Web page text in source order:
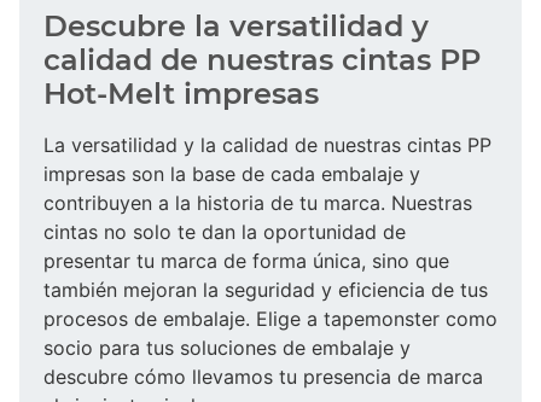
Descubre la versatilidad y
calidad de nuestras cintas PP
Hot-Melt impresas
La versatilidad y la calidad de nuestras cintas PP
impresas son la base de cada embalaje y
contribuyen a la historia de tu marca. Nuestras
cintas no solo te dan la oportunidad de
presentar tu marca de forma única, sino que
también mejoran la seguridad y eficiencia de tus
procesos de embalaje. Elige a tapemonster como
socio para tus soluciones de embalaje y
descubre cómo llevamos tu presencia de marca